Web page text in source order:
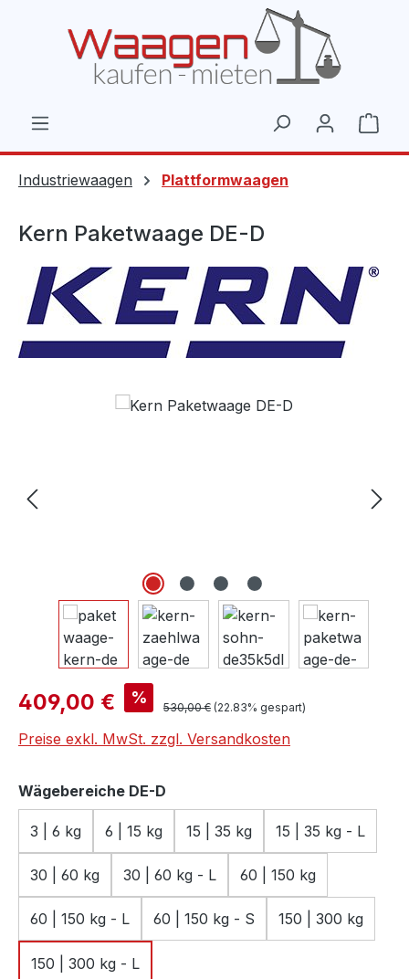
Industriewaagen Plattformwaagen
Kern Paketwaage DE-D
Bildergalerie überspringen
Verkaufspreis:
409,00 € % Regulärer Preis:
530,00 € (22.83% gespart)
Preise exkl. MwSt. zzgl. Versandkosten
Wägebereiche DE-D
3 | 6 kg 6 | 15 kg 15 | 35 kg 15 | 35 kg - L
30 | 60 kg 30 | 60 kg - L 60 | 150 kg
60 | 150 kg - L 60 | 150 kg - S 150 | 300 kg
150 | 300 kg - L